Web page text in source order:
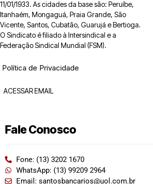
11/01/1933. As cidades da base são: Peruíbe,
Itanhaém, Mongaguá, Praia Grande, São
Vicente, Santos, Cubatão, Guarujá e Bertioga.
O Sindicato é filiado à Intersindical e a
Federação Sindical Mundial (FSM).
Política de Privacidade
ACESSAR EMAIL
Fale Conosco
Fone: (13) 3202 1670
WhatsApp: (13) 99209 2964
Email: santosbancarios@uol.com.br